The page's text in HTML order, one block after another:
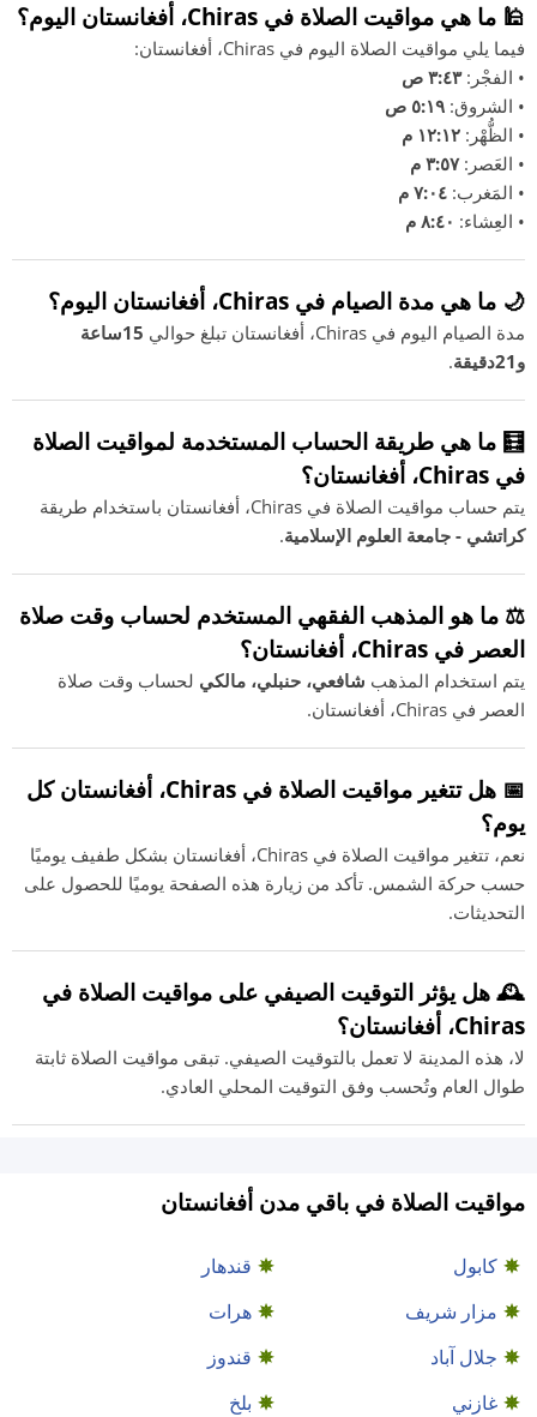
🕌 ما هي مواقيت الصلاة في Chiras، أفغانستان اليوم؟
فيما يلي مواقيت الصلاة اليوم في Chiras، أفغانستان:
• الفجْر:٣:٤٣ ص
• الشروق: ٥:١٩ ص
• الظُّهْر: ١٢:١٢ م
• العَصر:٣:٥٧ م
• المَغرب: ٧:٠٤ م
• العِشاء: ٨:٤٠ م
🌙 ما هي مدة الصيام في Chiras، أفغانستان اليوم؟
مدة الصيام اليوم في Chiras، أفغانستان تبلغ حوالي
15ساعة
و21دقيقة
.
🧮 ما هي طريقة الحساب المستخدمة لمواقيت الصلاة
في Chiras، أفغانستان؟
يتم حساب مواقيت الصلاة في Chiras، أفغانستان باستخدام طريقة
كراتشي - جامعة العلوم الإسلامية.
⚖️ ما هو المذهب الفقهي المستخدم لحساب وقت صلاة
العصر في Chiras، أفغانستان؟
يتم استخدام المذهب شافعي، حنبلي، مالكي لحساب وقت صلاة
العصر في Chiras، أفغانستان.
📅 هل تتغير مواقيت الصلاة في Chiras، أفغانستان كل
يوم؟
نعم، تتغير مواقيت الصلاة في Chiras، أفغانستان بشكل طفيف يوميًا
حسب حركة الشمس. تأكد من زيارة هذه الصفحة يوميًا للحصول على
التحديثات.
🕰️ هل يؤثر التوقيت الصيفي على مواقيت الصلاة في
Chiras، أفغانستان؟
لا، هذه المدينة لا تعمل بالتوقيت الصيفي. تبقى مواقيت الصلاة ثابتة
طوال العام وتُحسب وفق التوقيت المحلي العادي.
مواقيت الصلاة في باقي مدن أفغانستان
كابول
قندهار
مزار شريف
هرات
جلال آباد
قندوز
غازني
بلخ